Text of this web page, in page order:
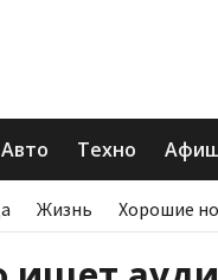
Авто Техно
Жизнь Хорошие